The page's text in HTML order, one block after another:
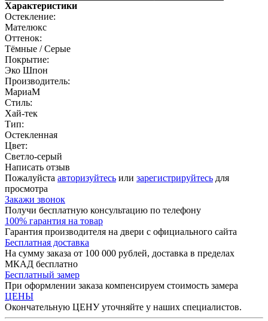
Характеристики
Остекление:
Мателюкс
Оттенок:
Тёмные / Серые
Покрытие:
Эко Шпон
Производитель:
МариаМ
Стиль:
Хай-тек
Тип:
Остекленная
Цвет:
Светло-серый
Написать отзыв
Пожалуйста авторизуйтесь или зарегистрируйтесь для
просмотра
Закажи звонок
Получи бесплатную консультацию по телефону
100% гарантия на товар
Гарантия производителя на двери с официального сайта
Бесплатная доставка
На сумму заказа от 100 000 рублей, доставка в пределах
МКАД бесплатно
Бесплатный замер
При оформлении заказа компенсируем стоимость замера
ЦЕНЫ
Окончательную ЦЕНУ уточняйте у наших специалистов.